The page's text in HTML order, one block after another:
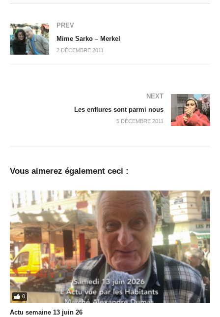
PREV
Mime Sarko – Merkel
2 DÉCEMBRE 2011
NEXT
Les enflures sont parmi nous
5 DÉCEMBRE 2011
Vous aimerez également ceci :
0
Actu semaine 13 juin 26